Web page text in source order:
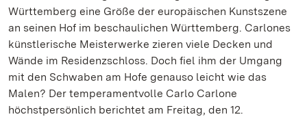
Württemberg eine Größe der europäischen Kunstszene
an seinen Hof im beschaulichen Württemberg. Carlones
künstlerische Meisterwerke zieren viele Decken und
Wände im Residenzschloss. Doch fiel ihm der Umgang
mit den Schwaben am Hofe genauso leicht wie das
Malen? Der temperamentvolle Carlo Carlone
höchstpersönlich berichtet am Freitag, den 12.